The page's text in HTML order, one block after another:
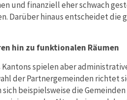
und finanziell eher schwach
Darüber hinaus entscheidet die
hin zu funktionalen Räumen
spielen aber
der Partnergemeinden richtet
beispielsweise die